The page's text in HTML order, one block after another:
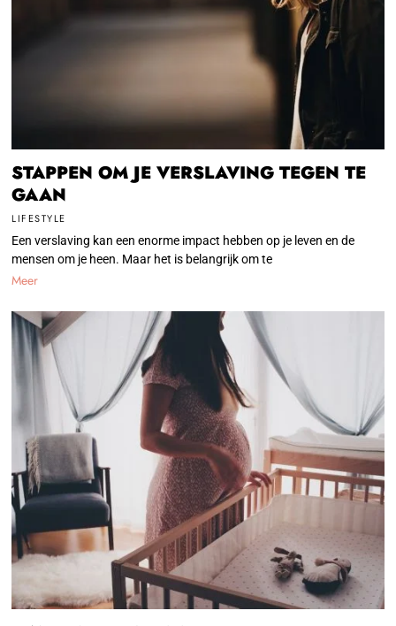
STAPPEN OM JE VERSLAVING TEGEN TE
GAAN
LIFESTYLE
Een verslaving kan een enorme impact hebben op je leven en de
mensen om je heen. Maar het is belangrijk om te
Meer